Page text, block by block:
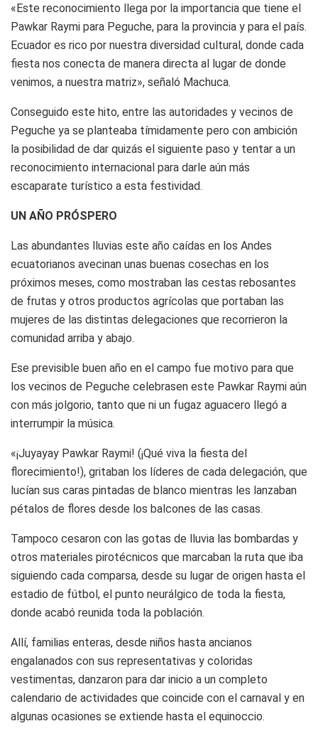
«Este reconocimiento llega por la importancia que tiene el
Pawkar Raymi para Peguche, para la provincia y para el país.
Ecuador es rico por nuestra diversidad cultural, donde cada
fiesta nos conecta de manera directa al lugar de donde
venimos, a nuestra matriz», señaló Machuca.
Conseguido este hito, entre las autoridades y vecinos de
Peguche ya se planteaba tímidamente pero con ambición
la posibilidad de dar quizás el siguiente paso y tentar a un
reconocimiento internacional para darle aún más
escaparate turístico a esta festividad.
UN AÑO PRÓSPERO
Las abundantes lluvias este año caídas en los Andes
ecuatorianos avecinan unas buenas cosechas en los
próximos meses, como mostraban las cestas rebosantes
de frutas y otros productos agrícolas que portaban las
mujeres de las distintas delegaciones que recorrieron la
comunidad arriba y abajo.
Ese previsible buen año en el campo fue motivo para que
los vecinos de Peguche celebrasen este Pawkar Raymi aún
con más jolgorio, tanto que ni un fugaz aguacero llegó a
interrumpir la música.
«¡Juyayay Pawkar Raymi! (¡Qué viva la fiesta del
florecimiento!), gritaban los líderes de cada delegación, que
lucían sus caras pintadas de blanco mientras les lanzaban
pétalos de flores desde los balcones de las casas.
Tampoco cesaron con las gotas de lluvia las bombardas y
otros materiales pirotécnicos que marcaban la ruta que iba
siguiendo cada comparsa, desde su lugar de origen hasta el
estadio de fútbol, el punto neurálgico de toda la fiesta,
donde acabó reunida toda la población.
Allí, familias enteras, desde niños hasta ancianos
engalanados con sus representativas y coloridas
vestimentas, danzaron para dar inicio a un completo
calendario de actividades que coincide con el carnaval y en
algunas ocasiones se extiende hasta el equinoccio.